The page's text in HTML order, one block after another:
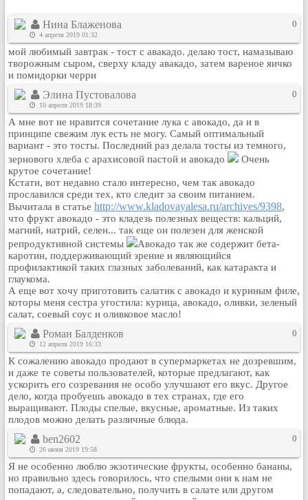
Ещё
Пользователи / Поиск
Группы
Норм
Музыкальный архив
Видео архив
Дело
Организации
Объявления
Рейтинг сайтов
Полная версия сайта
Нина Блаженова
4 апреля 2019 01:32
0
мой любимый завтрак - тост с авакадо. делаю тост, намазываю
творожным сыром, сверху кладу авакадо, затем вареное яичко
и помидорки черри
Элина Пустовалова
10 апреля 2019 18:39
0
А мне вот не нравится сочетание лука с авокадо, да и в
принципе свежим лук есть не могу. Самый оптимальный
вариант - это тосты. Последний раз делала тосты из темного,
зернового хлеба с арахисовой пастой и авокадо
Очень
крутое сочетание!
Кстати, вот недавно стало интересно, чем так авокадо
прославился среди тех, кто следит за своим питанием.
Вычитала в статье http://www.kladovayalesa.ru/archives/9398,
что фрукт авокадо - это кладезь полезных веществ: кальций,
магний, натрий, селен... так еще он полезен для женской
репродуктивной системы
Авокадо так же содержит бета-
каротин, поддерживающий зрение и являющийся
профилактикой таких глазных заболеваний, как катаракта и
глаукома.
А еще вот хочу приготовить салатик с авокадо и куриным филе,
которы меня сестра угостила: курица, авокадо, оливки, зеленый
салат, соевый соус и оливковое масло!
Роман Балденков
12 апреля 2019 16:33
0
К сожалению авокадо продают в супермаркетах не дозревшим,
и даже те советы пользователей, которые предлагают, как
ускорить его созревания не особо улучшают его вкус. Другое
дело, когда пробуешь авокадо в тех странах, где его
выращивают. Плоды спелые, вкусные, ароматные. Из таких
плодов можно делать различные блюда.
ben2602
26 июня 2019 19:58
0
Я не особенно люблю экзотические фрукты, особенно бананы,
но правильно здесь говорилось, что спелыми они к нам не
попадают, а, следовательно, получить в салате или другом